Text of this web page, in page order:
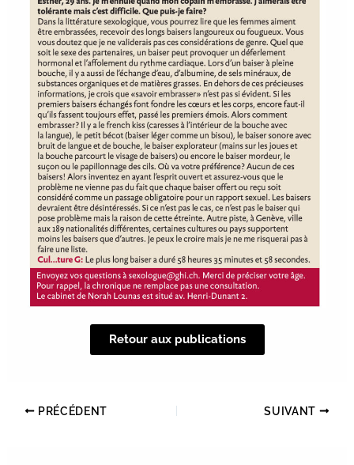
Retour aux publications
PRÉCÉDENT SUIVANT